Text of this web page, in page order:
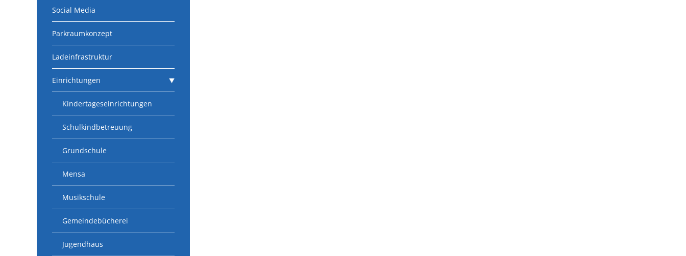
Social Media
Parkraumkonzept
Ladeinfrastruktur
Einrichtungen
Kindertageseinrichtungen
Schulkindbetreuung
Grundschule
Mensa
Musikschule
Gemeindebücherei
Jugendhaus